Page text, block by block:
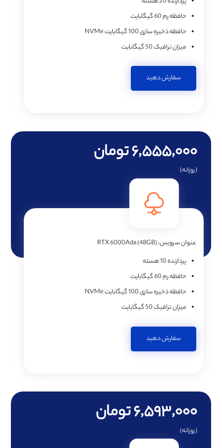
حافظه رم60 گیگابایت
حافظه ذخیره سازی100 گیگابایت NVMe
میزان ترافیک50 گیگابایت
سفارش دهید
۶,۵۵۵,۰۰۰ تومان
(روزانه)
عنوان سرویس:RTX 6000Ada (48GB)
پردازنده10 هسته
حافظه رم60 گیگابایت
حافظه ذخیره سازی100 گیگابایت NVMe
میزان ترافیک50 گیگابایت
سفارش دهید
۶,۵۹۳,۰۰۰ تومان
(روزانه)